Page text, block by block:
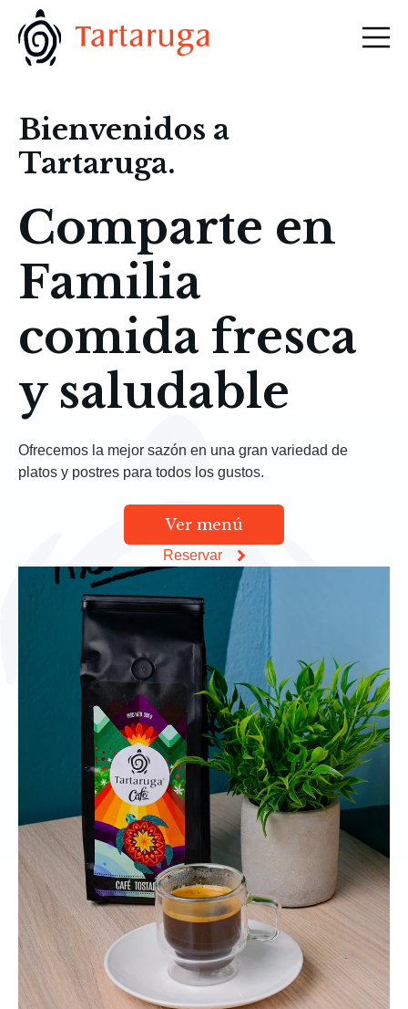
Open
Bienvenidos a
Tartaruga.
Comparte en
Familia
comida fresca
y saludable
Ofrecemos la mejor sazón en una gran variedad de
platos y postres para todos los gustos.
Ver menú
Reservar